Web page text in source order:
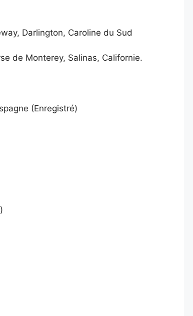
Darlington, Caroline du Sud
de Monterey, Salinas, Californie.
(Enregistré)